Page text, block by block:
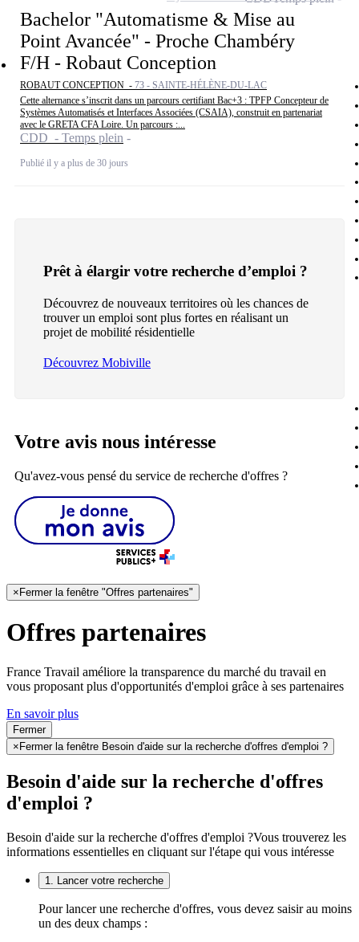
Bachelor "Automatisme & Mise au
Point Avancée" - Proche Chambéry
F/H - Robaut Conception
ROBAUT CONCEPTION - 73 - SAINTE-HÉLÈNE-DU-LAC
Cette alternance s’inscrit dans un parcours certifiant Bac+3 : TPFP Concepteur de
Systèmes Automatisés et Interfaces Associées (CSAIA), construit en partenariat
avec le GRETA CFA Loire. Un parcours :...
CDD - Temps plein
Publié il y a plus de 30 jours
Prêt à élargir votre recherche d’emploi ?
Découvrez de nouveaux territoires où les chances de
trouver un emploi sont plus fortes en réalisant un
projet de mobilité résidentielle
Découvrez Mobiville
Votre avis nous intéresse
Qu'avez-vous pensé du service de recherche d'offres ?
× Fermer la fenêtre "Offres partenaires"
Offres partenaires
France Travail améliore la transparence du marché du travail en
vous proposant plus d'opportunités d'emploi grâce à ses partenaires
En savoir plus
Fermer
× Fermer la fenêtre Besoin d'aide sur la recherche d'offres d'emploi ?
Besoin d'aide sur la recherche d'offres
d'emploi ?
Besoin d'aide sur la recherche d'offres d'emploi ?Vous trouverez les
informations essentielles en cliquant sur l'étape qui vous intéresse
1. Lancer votre recherche
Pour lancer une recherche d'offres, vous devez saisir au moins
un des deux champs :